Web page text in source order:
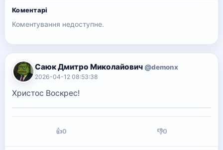
Коментарі
Коментування недоступне.
Саюк Дмитро Миколайович @demonx
2026-04-12 08:53:38
Христос Воскрес!
👍0 👎0